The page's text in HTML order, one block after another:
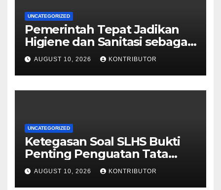
UNCATEGORIZED
Pemerintah Tepat Jadikan
Higiene dan Sanitasi sebagai
Syarat Mutlak MBG
AUGUST 10, 2026 KONTRIBUTOR
UNCATEGORIZED
Ketegasan Soal SLHS Bukti
Penting Penguatan Tata
Kelola Program Makan
Bergizi Gratis
AUGUST 10, 2026 KONTRIBUTOR